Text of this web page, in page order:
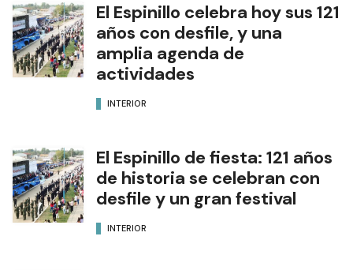
El Espinillo celebra hoy sus 121
años con desfile, y una
amplia agenda de
actividades
INTERIOR
El Espinillo de fiesta: 121 años
de historia se celebran con
desfile y un gran festival
INTERIOR